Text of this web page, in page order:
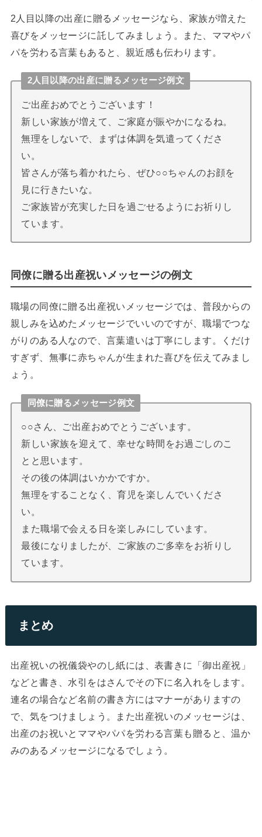
2人目以降の出産に贈るメッセージなら、家族が増えた
喜びをメッセージに託してみましょう。また、ママやパ
パを労わる言葉もあると、親近感も伝わります。
2人目以降の出産に贈るメッセージ例文
ご出産おめでとうございます！
新しい家族が増えて、ご家庭が賑やかになるね。
無理をしないで、まずは体調を気遣ってくださ
い。
皆さんが落ち着かれたら、ぜひ○○ちゃんのお顔を
見に行きたいな。
ご家族皆が充実した日を過ごせるようにお祈りし
ています。
同僚に贈る出産祝いメッセージの例文
職場の同僚に贈る出産祝いメッセージでは、普段からの
親しみを込めたメッセージでいいのですが、職場でつな
がりのある人なので、言葉遣いは丁寧にします。くだけ
すぎず、無事に赤ちゃんが生まれた喜びを伝えてみまし
ょう。
同僚に贈るメッセージ例文
○○さん、ご出産おめでとうございます。
新しい家族を迎えて、幸せな時間をお過ごしのこ
とと思います。
その後の体調はいかかですか。
無理をすることなく、育児を楽しんでいくださ
い。
また職場で会える日を楽しみにしています。
最後になりましたが、ご家族のご多幸をお祈りし
ています。
まとめ
出産祝いの祝儀袋やのし紙には、表書きに「御出産祝」
などと書き、水引をはさんでその下に名入れをします。
連名の場合など名前の書き方にはマナーがありますの
で、気をつけましょう。また出産祝いのメッセージは、
出産のお祝いとママやパパを労わる言葉も贈ると、温か
みのあるメッセージになるでしょう。